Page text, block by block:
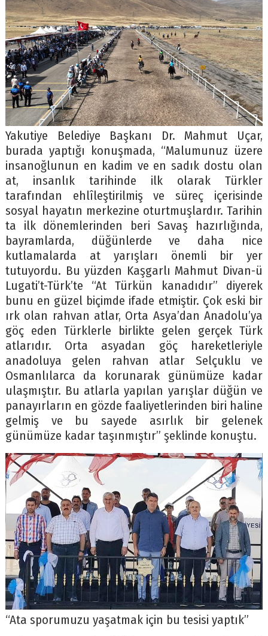
Yakutiye Belediye Başkanı Dr. Mahmut Uçar,
burada yaptığı konuşmada, “Malumunuz üzere
insanoğlunun en kadim ve en sadık dostu olan
at, insanlık tarihinde ilk olarak Türkler
tarafından ehlîleştirilmiş ve süreç içerisinde
sosyal hayatın merkezine oturtmuşlardır. Tarihin
ta ilk dönemlerinden beri Savaş hazırlığında,
bayramlarda, düğünlerde ve daha nice
kutlamalarda at yarışları önemli bir yer
tutuyordu. Bu yüzden Kaşgarlı Mahmut Divan-ü
Lugati’t-Türk’te “At Türkün kanadıdır” diyerek
bunu en güzel biçimde ifade etmiştir. Çok eski bir
ırk olan rahvan atlar, Orta Asya’dan Anadolu’ya
göç eden Türklerle birlikte gelen gerçek Türk
atlarıdır. Orta asyadan göç hareketleriyle
anadoluya gelen rahvan atlar Selçuklu ve
Osmanlılarca da korunarak günümüze kadar
ulaşmıştır. Bu atlarla yapılan yarışlar düğün ve
panayırların en gözde faaliyetlerinden biri haline
gelmiş ve bu sayede asırlık bir gelenek
günümüze kadar taşınmıştır” şeklinde konuştu.
“Ata sporumuzu yaşatmak için bu tesisi yaptık”